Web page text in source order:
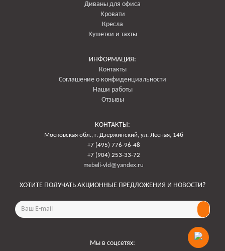
Диваны для офиса
Кровати
Кресла
Кушетки и тахты
ИНФОРМАЦИЯ:
Контакты
Соглашение о конфиденциальности
Наши работы
Отзывы
КОНТАКТЫ:
Московская обл., г. Дзержинский, ул. Лесная, 14б
+7 (495) 776-96-48
+7 (904) 253-33-72
mebeli-vld@yandex.ru
ХОТИТЕ ПОЛУЧАТЬ АКЦИОННЫЕ ПРЕДЛОЖЕНИЯ И НОВОСТИ?
Мы в соцсетях: